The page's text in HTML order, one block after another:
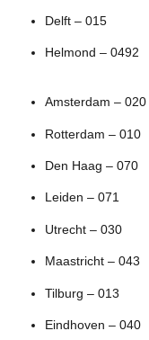
Delft – 015
Helmond – 0492
Amsterdam – 020
Rotterdam – 010
Den Haag – 070
Leiden – 071
Utrecht – 030
Maastricht – 043
Tilburg – 013
Eindhoven – 040